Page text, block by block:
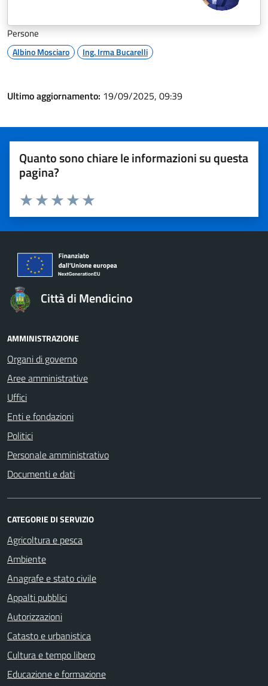
Persone
Albino Mosciaro Ing. Irma Bucarelli
Ultimo aggiornamento: 19/09/2025, 09:39
Quanto sono chiare le informazioni su questa
pagina?
Valuta 5 stelle su 5
Valuta 4 stelle su 5
Valuta 3 stelle su 5
Valuta 2 stelle su 5
Valuta 1 stelle su 5
Città di Mendicino
AMMINISTRAZIONE
Organi di governo
Aree amministrative
Uffici
Enti e fondazioni
Politici
Personale amministrativo
Documenti e dati
CATEGORIE DI SERVIZIO
Agricoltura e pesca
Ambiente
Anagrafe e stato civile
Appalti pubblici
Autorizzazioni
Catasto e urbanistica
Cultura e tempo libero
Educazione e formazione